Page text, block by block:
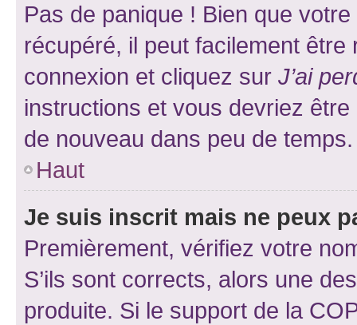
Pas de panique ! Bien que
récupéré, il peut facilement
connexion et cliquez sur J’ai
instructions et vous devriez
de nouveau dans peu de temps.
Haut
Je suis inscrit mais ne peux
Premièrement, vérifiez votre
S’ils sont corrects, alors une
produite. Si le support de la